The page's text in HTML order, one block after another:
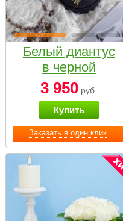
Заказать в один клик
Белый диантус
в черной
коробке Small
3 950 руб.
Купить